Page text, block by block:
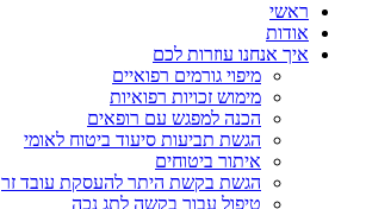
ראשי
אודות
איך אנחנו עוזרות לכם
מיפוי גורמים רפואיים
מימוש זכויות רפואיות
הכנה למפגש עם רופאים
הגשת תביעות סיעוד ביטוח לאומי
איתור ביטוחים
הגשת בקשת היתר להעסקת עובד זר
טיפול עבור בקשה לתג נכה